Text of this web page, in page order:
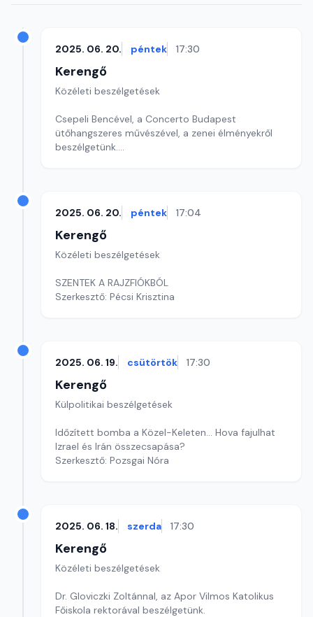
2025. 06. 20. péntek 17:30
Kerengő
Közéleti beszélgetések
Csepeli Bencével, a Concerto Budapest
ütőhangszeres művészével, a zenei élményekről
beszélgetünk.
2025. 06. 20. péntek 17:04
Kerengő
Közéleti beszélgetések
SZENTEK A RAJZFIÓKBÓL
Szerkesztő: Pécsi Krisztina
2025. 06. 19. csütörtök 17:30
Kerengő
Külpolitikai beszélgetések
Időzített bomba a Közel-Keleten... Hova fajulhat
Izrael és Irán összecsapása?
Szerkesztő: Pozsgai Nóra
2025. 06. 18. szerda 17:30
Kerengő
Közéleti beszélgetések
Dr. Gloviczki Zoltánnal, az Apor Vilmos Katolikus
Főiskola rektorával beszélgetünk.